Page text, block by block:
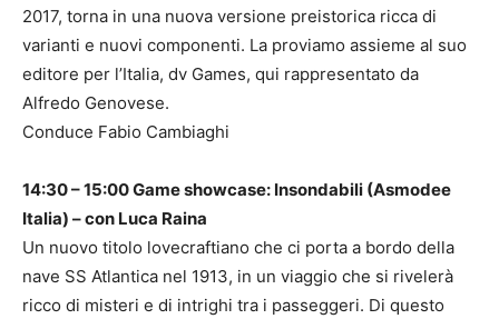
2017, torna in una nuova versione preistorica ricca di
varianti e nuovi componenti. La proviamo assieme al suo
editore per l’Italia, dv Games, qui rappresentato da
Alfredo Genovese.
Conduce Fabio Cambiaghi
14:30 – 15:00 Game showcase: Insondabili (Asmodee
Italia) – con Luca Raina
Un nuovo titolo lovecraftiano che ci porta a bordo della
nave SS Atlantica nel 1913, in un viaggio che si rivelerà
ricco di misteri e di intrighi tra i passeggeri. Di questo